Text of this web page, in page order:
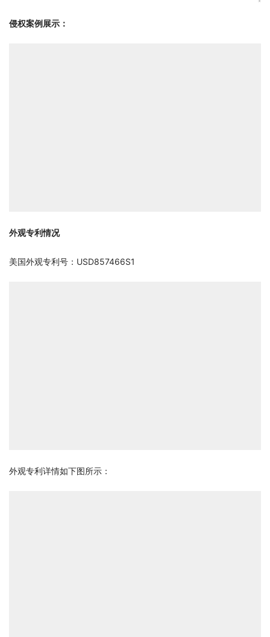
侵权案例展示：
外观专利情况
美国外观专利号：USD857466S1
外观专利详情如下图所示：